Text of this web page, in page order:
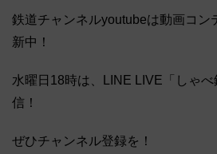
鉄道チャンネルyoutubeは動画コン
新中！
水曜日18時は、LINE LIVE「しゃ
信！
ぜひチャンネル登録を！